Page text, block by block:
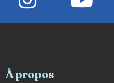
À propos